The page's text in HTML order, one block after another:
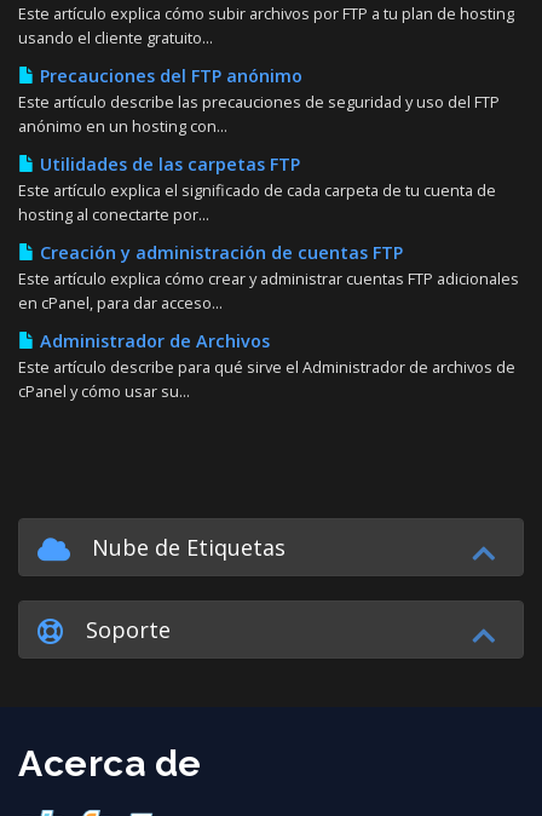
Este artículo explica cómo subir archivos por FTP a tu plan de hosting
usando el cliente gratuito...
Precauciones del FTP anónimo
Este artículo describe las precauciones de seguridad y uso del FTP
anónimo en un hosting con...
Utilidades de las carpetas FTP
Este artículo explica el significado de cada carpeta de tu cuenta de
hosting al conectarte por...
Creación y administración de cuentas FTP
Este artículo explica cómo crear y administrar cuentas FTP adicionales
en cPanel, para dar acceso...
Administrador de Archivos
Este artículo describe para qué sirve el Administrador de archivos de
cPanel y cómo usar su...
Nube de Etiquetas
Soporte
Acerca de